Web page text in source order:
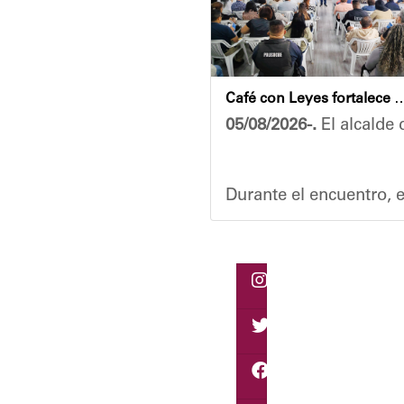
Café con Leyes fortalece el análisis jurídico y
05/08/2026-. El alcalde
Durante el encuentro,
Vladimir Blanco,
El programa "Café